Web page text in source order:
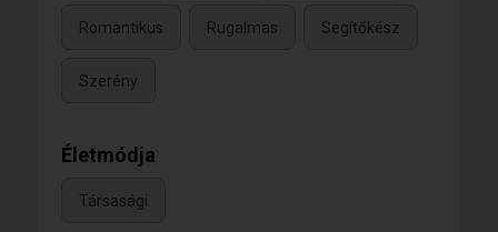
Romantikus Rugalmas Segítőkész
Szerény
Életmódja
Társasági